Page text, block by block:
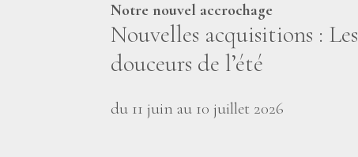
Notre nouvel accrochage
Nouvelles acquisitions : Les
douceurs de l’été
du 11 juin au 10 juillet 2026